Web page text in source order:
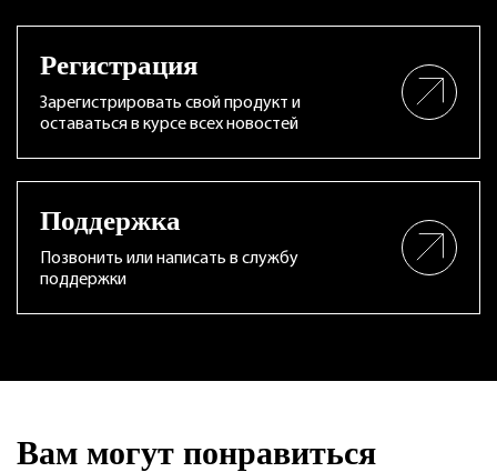
Регистрация
Зарегистрировать свой продукт и
оставаться в курсе всех новостей
Поддержка
Позвонить или написать в службу
поддержки
Вам могут понравиться